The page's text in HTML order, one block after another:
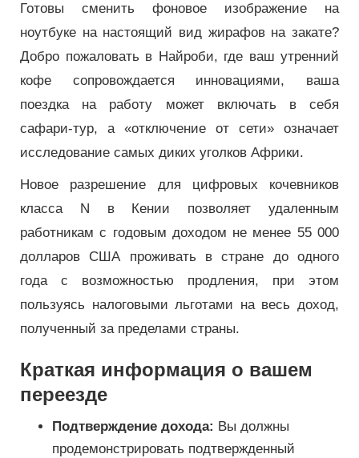
Готовы сменить фоновое изображение на
ноутбуке на настоящий вид жирафов на закате?
Добро пожаловать в Найроби, где ваш утренний
кофе сопровождается инновациями, ваша
поездка на работу может включать в себя
сафари-тур, а «отключение от сети» означает
исследование самых диких уголков Африки.
Новое разрешение для цифровых кочевников
класса N в Кении позволяет удаленным
работникам с годовым доходом не менее 55 000
долларов США проживать в стране до одного
года с возможностью продления, при этом
пользуясь налоговыми льготами на весь доход,
полученный за пределами страны.
Краткая информация о вашем
переезде
Подтверждение дохода: Вы должны
продемонстрировать подтвержденный